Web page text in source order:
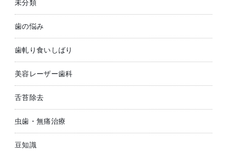
未分類
歯の悩み
歯軋り食いしばり
美容レーザー歯科
舌苔除去
虫歯・無痛治療
豆知識